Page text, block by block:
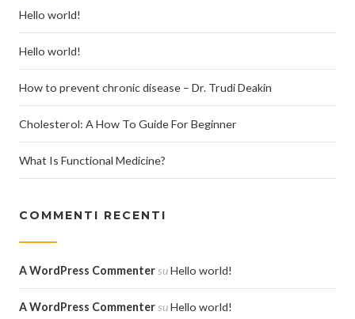
Hello world!
Hello world!
How to prevent chronic disease – Dr. Trudi Deakin
Cholesterol: A How To Guide For Beginner
What Is Functional Medicine?
COMMENTI RECENTI
A WordPress CommentersuHello world!
A WordPress CommentersuHello world!